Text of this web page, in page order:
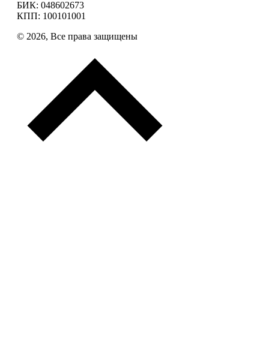
БИК: 048602673
КПП: 100101001
© 2026, Все права защищены